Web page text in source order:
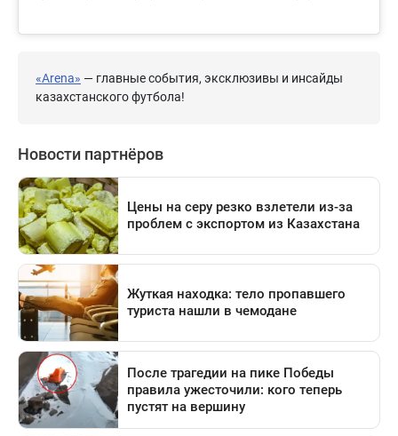
«Arena» — главные события, эксклюзивы и инсайды
казахстанского футбола!